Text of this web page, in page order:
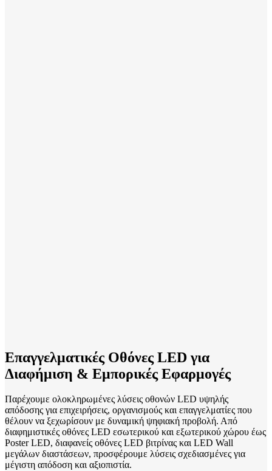
Επαγγελματικές Οθόνες LED για
Διαφήμιση & Εμπορικές Εφαρμογές
Παρέχουμε ολοκληρωμένες λύσεις οθονών LED υψηλής
απόδοσης για επιχειρήσεις, οργανισμούς και επαγγελματίες που
θέλουν να ξεχωρίσουν με δυναμική ψηφιακή προβολή. Από
διαφημιστικές οθόνες LED εσωτερικού και εξωτερικού χώρου έως
Poster LED, διαφανείς οθόνες LED βιτρίνας και LED Wall
μεγάλων διαστάσεων, προσφέρουμε λύσεις σχεδιασμένες για
μέγιστη απόδοση και αξιοπιστία.